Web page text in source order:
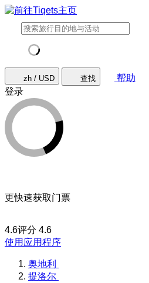
zh / USD 查找
帮助
登录
更快速获取门票
4.6评分 4.6
使用应用程序
奥地利
提洛尔